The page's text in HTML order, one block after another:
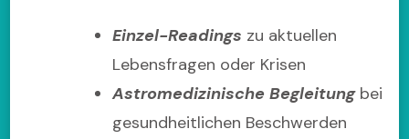
Einzel-Readings zu aktuellen
Lebensfragen oder Krisen
Astromedizinische Begleitungbei
gesundheitlichen Beschwerden